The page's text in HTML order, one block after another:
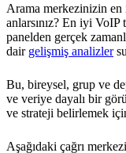
Arama merkezinizin en
anlarsınız? En iyi
panelden gerçek
dair gelişmiş analizler
Bu, bireysel, grup ve
ve veriye dayalı bir
ve strateji belirlemek
Aşağıdaki çağrı